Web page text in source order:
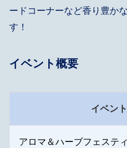
ードコーナーなど香り豊か
す！
イベント概要
イベン
アロマ＆ハーブフェステ